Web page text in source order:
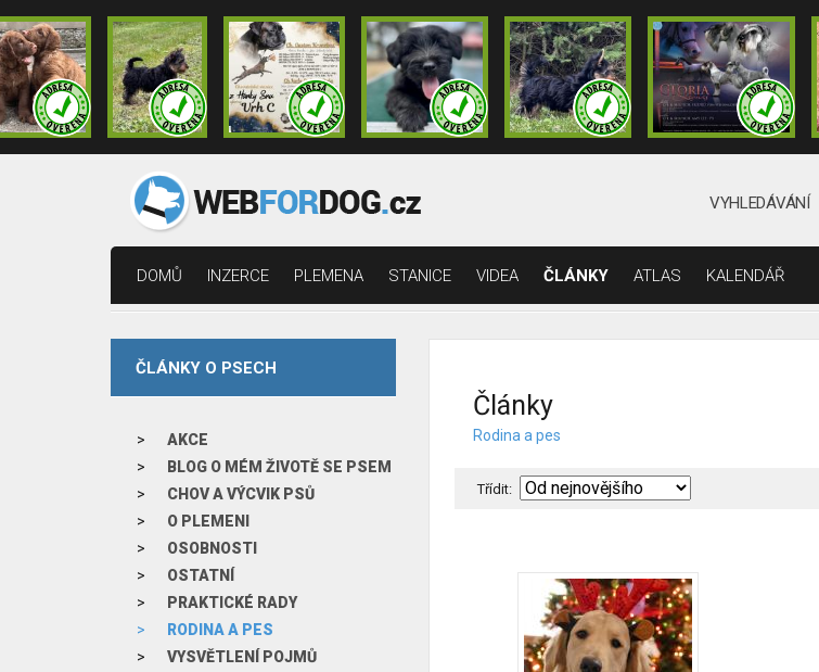
VYHLEDÁVÁNÍ
DOMŮ INZERCE PLEMENA STANICE VIDEA ČLÁNKY ATLAS KALENDÁŘ
ČLÁNKY O PSECH
AKCE
BLOG O MÉM ŽIVOTĚ SE PSEM
CHOV A VÝCVIK PSŮ
O PLEMENI
OSOBNOSTI
OSTATNÍ
PRAKTICKÉ RADY
RODINA A PES
VYSVĚTLENÍ POJMŮ
Články
Rodina a pes
Třídit: